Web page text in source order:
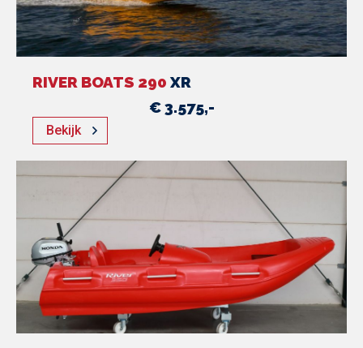
RIVER BOATS 290 XR
€ 3.575,-
Bekijk